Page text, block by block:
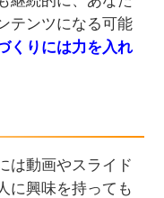
テンツになる可能
くりには力を入れ
は動画やスライド
に興味を持っても